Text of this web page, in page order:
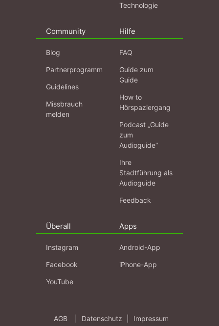
Technologie
Community
Blog
Partnerprogramm
Guidelines
Missbrauch
melden
Hilfe
FAQ
Guide zum
Guide
How to
Hörspaziergang
Podcast „Guide
zum
Audioguide“
Ihre
Stadtführung als
Audioguide
Feedback
Überall
Instagram
Facebook
YouTube
Apps
Android-App
iPhone-App
AGB Datenschutz Impressum